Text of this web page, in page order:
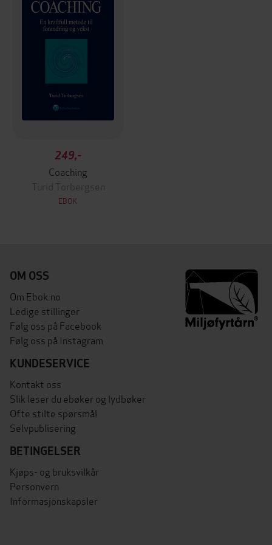
249,-
Coaching
Turid Torbergsen
EBOK
OM OSS
Om Ebok.no
Ledige stillinger
Følg oss på Facebook
Følg oss på Instagram
KUNDESERVICE
Kontakt oss
Slik leser du ebøker og lydbøker
Ofte stilte spørsmål
Selvpublisering
BETINGELSER
Kjøps- og bruksvilkår
Personvern
Informasjonskapsler